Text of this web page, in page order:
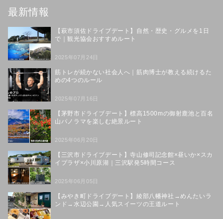
最新情報
【萩市須佐ドライブデート】自然・歴史・グルメを1日
で｜観光協会おすすめルート
2025年07月24日
筋トレが続かない社会人へ｜筋肉博士が教える続けるた
めの4つのルール
2025年07月16日
【茅野市ドライブデート】標高1500mの御射鹿池と百名
山パノラマを楽しむ絶景ルート
2025年06月20日
【三沢市ドライブデート】寺山修司記念館×昼いか×スカ
イプラザ×小川原湖｜三沢駅発5時間コース
2025年06月05日
【みやき町ドライブデート】綾部八幡神社→めんたいラ
ンド→水辺公園→人気スイーツの王道ルート